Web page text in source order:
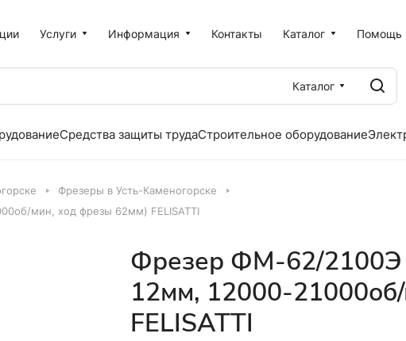
Услуги Информация Контакты Каталог Помощь
Каталог
Средства защиты трудаСтроительное оборудование
Фрезеры в Усть-Каменогорске
мин, ход фрезы 62мм) FELISATTI
Фрезер ФМ-62/2100Э
12мм, 12000-
FELISATTI